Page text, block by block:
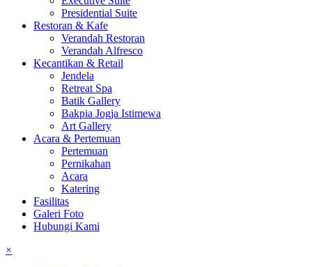
Presidential Suite
Restoran & Kafe
Verandah Restoran
Verandah Alfresco
Kecantikan & Retail
Jendela
Retreat Spa
Batik Gallery
Bakpia Jogja Istimewa
Art Gallery
Acara & Pertemuan
Pertemuan
Pernikahan
Acara
Katering
Fasilitas
Galeri Foto
Hubungi Kami
×